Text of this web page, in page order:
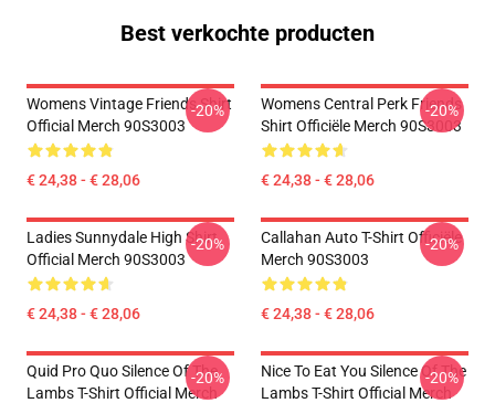
Best verkochte producten
Womens Vintage Friends Shirt
Official Merch 90S3003
€ 24,38 - € 28,06
-20%
Womens Central Perk Friends
Shirt Officiële Merch 90S3003
€ 24,38 - € 28,06
-20%
Ladies Sunnydale High Shirt
Official Merch 90S3003
€ 24,38 - € 28,06
-20%
Callahan Auto T-Shirt Officiële
Merch 90S3003
€ 24,38 - € 28,06
-20%
Quid Pro Quo Silence Of The
Lambs T-Shirt Official Merch
-20%
Nice To Eat You Silence Of The
Lambs T-Shirt Official Merch
-20%